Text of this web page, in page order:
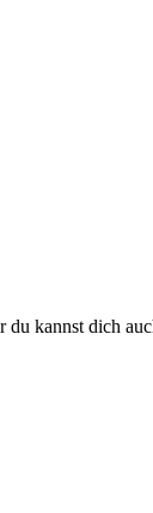
du kannst dich